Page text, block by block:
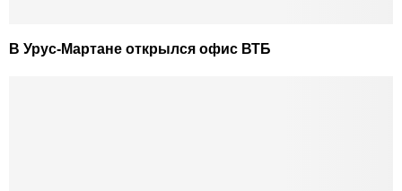
В Урус-Мартане открылся офис ВТБ